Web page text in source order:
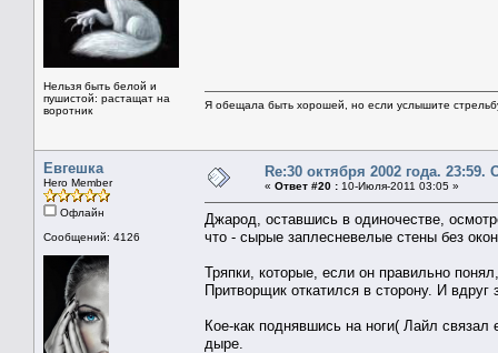
Нельзя быть белой и
пушистой: растащат на
воротник
Я обещала быть хорошей, но если услышите
Евгешка
Hero Member
Офлайн
Сообщений: 4126
Re:30 октября 2002 года. 23:59.
« Ответ #20 : 10-Июля-2011 03:05 »
Джарод, оставшись в одиночестве,
что - сырые заплесневелые стены без
Тряпки, которые, если он правильно
Притворщик откатился в сторону. И
Кое-как поднявшись на ноги( Лайл
дыре.